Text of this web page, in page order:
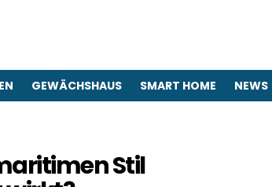
GEWÄCHSHAUS SMART HOME NEWS
Stil